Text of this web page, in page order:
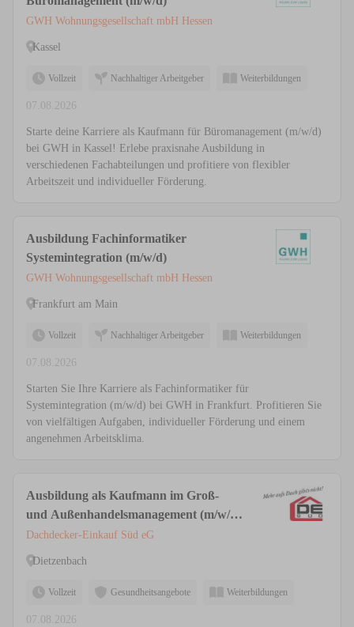
GWH Wohnungsgesellschaft mbH Hessen
Kassel
Vollzeit Nachhaltiger Arbeitgeber Weiterbildungen
07.08.2026
Starte deine Karriere als Kaufmann für Büromanagement (m/w/d)
bei GWH in Kassel! Erlebe praxisnahe Ausbildung in
verschiedenen Fachabteilungen und profitiere von flexibler
Arbeitszeit und individueller Förderung.
Ausbildung Fachinformatiker
Systemintegration (m/w/d)
GWH Wohnungsgesellschaft mbH Hessen
Frankfurt am Main
Vollzeit Nachhaltiger Arbeitgeber Weiterbildungen
07.08.2026
Starten Sie Ihre Karriere als Fachinformatiker für
Systemintegration (m/w/d) bei GWH in Frankfurt. Profitieren Sie
von vielfältigen Aufgaben, individueller Förderung und einem
angenehmen Arbeitsklima.
Ausbildung als Kaufmann im Groß-
und Außenhandelsmanagement (m/w/d)
am Standort Dietzenbach
Dachdecker-Einkauf Süd eG
Dietzenbach
Vollzeit Gesundheitsangebote Weiterbildungen
07.08.2026